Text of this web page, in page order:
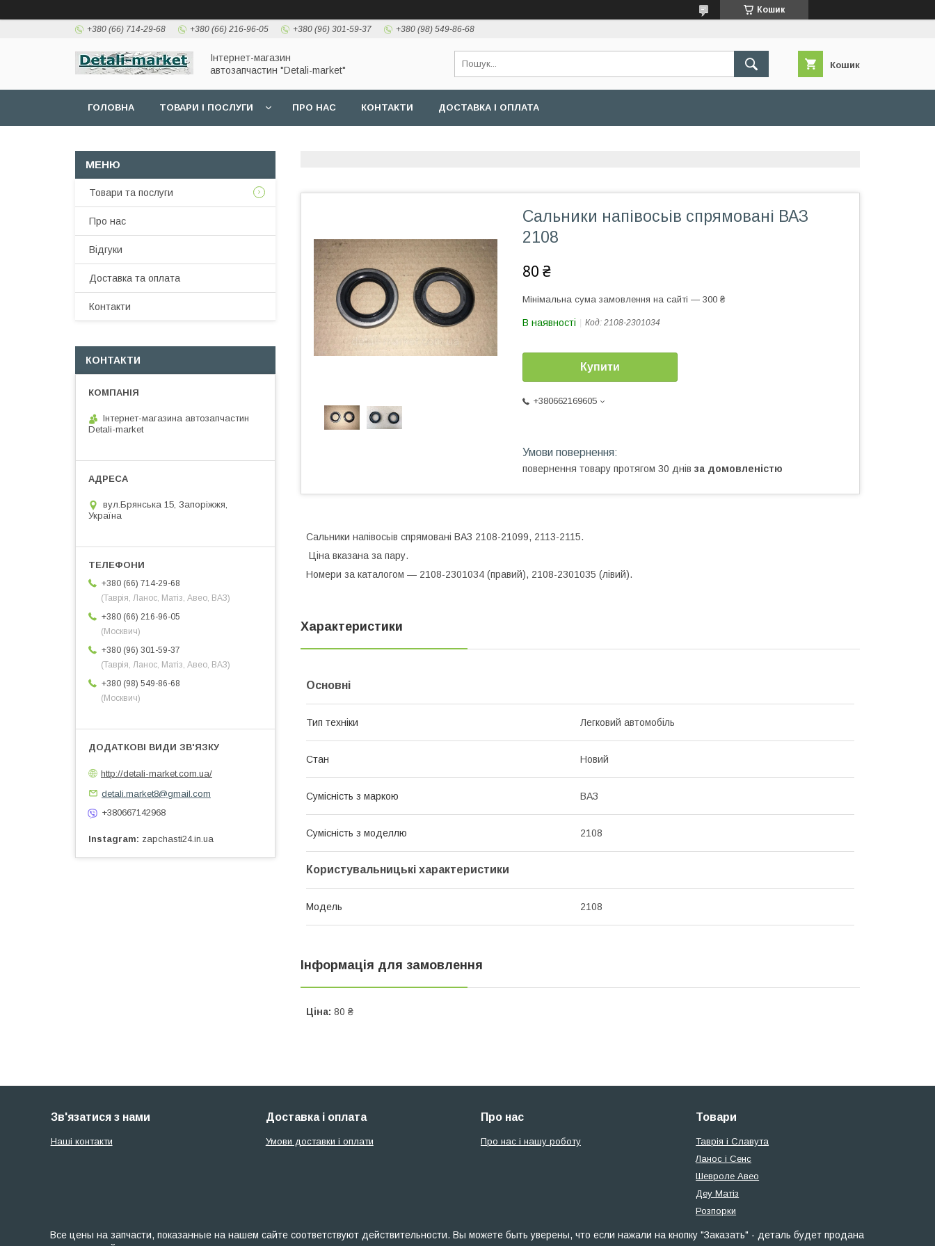
Кошик
+380 (66) 714-29-68 +380 (66) 216-96-05 +380 (96) 301-59-37 +380 (98) 549-86-68
Інтернет-магазин
автозапчастин "Detali-market"
Кошик
ГОЛОВНА ТОВАРИ І ПОСЛУГИ ПРО НАС КОНТАКТИ ДОСТАВКА І ОПЛАТА
Сальники напівосьів спрямовані ВАЗ
2108
80 ₴
Мінімальна сума замовлення на сайті — 300 ₴
В наявності Код: 2108-2301034
Купити
+380662169605
повернення товару протягом 30 днів за домовленістю
Сальники напівосьів спрямовані ВАЗ 2108-21099, 2113-2115.
Ціна вказана за пару.
Номери за каталогом — 2108-2301034 (правий), 2108-2301035 (лівий).
Характеристики
Основні
Тип техніки Легковий автомобіль
Стан Новий
Сумісність з маркою ВАЗ
Сумісність з моделлю 2108
Користувальницькі характеристики
Модель 2108
Інформація для замовлення
Ціна: 80 ₴
Товари та послуги
Про нас
Відгуки
Доставка та оплата
Контакти
КОНТАКТИ
Інтернет-магазина автозапчастин
Detali-market
вул.Брянська 15, Запоріжжя,
Україна
+380 (66) 714-29-68
(Таврія, Ланос, Матіз, Авео, ВАЗ)
+380 (66) 216-96-05
(Москвич)
+380 (96) 301-59-37
(Таврія, Ланос, Матіз, Авео, ВАЗ)
+380 (98) 549-86-68
(Москвич)
http://detali-market.com.ua/
detali.market8@gmail.com
+380667142968
Instagram zapchasti24.in.ua
Зв'язатися з нами
Наші контакти
Доставка і оплата
Умови доставки і оплати
Про нас
Про нас і нашу роботу
Товари
Таврія і Славута
Ланос і Сенс
Шевроле Авео
Деу Матіз
Розпорки
Все цены на запчасти, показанные на нашем сайте соответствуют действительности. Вы можете быть уверены, что если нажали на кнопку "Заказать" - деталь будет продана